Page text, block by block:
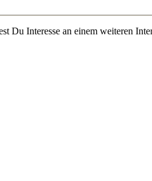
Du Interesse an einem weiteren